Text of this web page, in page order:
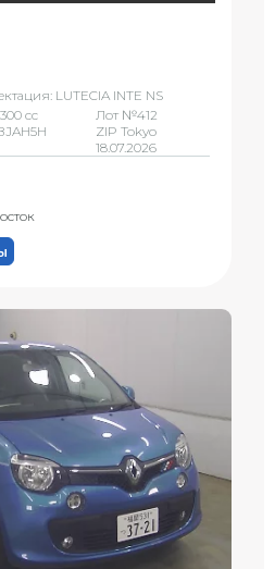
LUTECIA INTE NS
сс
Лот №412
ZIP Tokyo
18.07.2026